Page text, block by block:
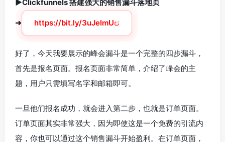
►Clickfunnels 搭建强大的销售漏斗落地页
➜ https://bit.ly/3uJeImU
好了，今天我要展示的峰会漏斗是一个完整的四步漏斗，
首先是报名页面。报名页面非常简单，介绍了峰会的主
题，用户只需填写名字和邮箱即可。
一旦他们报名成功，就会进入第二步，也就是订单页面。
订单页面其实非常强大，因为即使这是一个免费的引流内
容，你也可以通过这个销售漏斗开始盈利。在订单页面，